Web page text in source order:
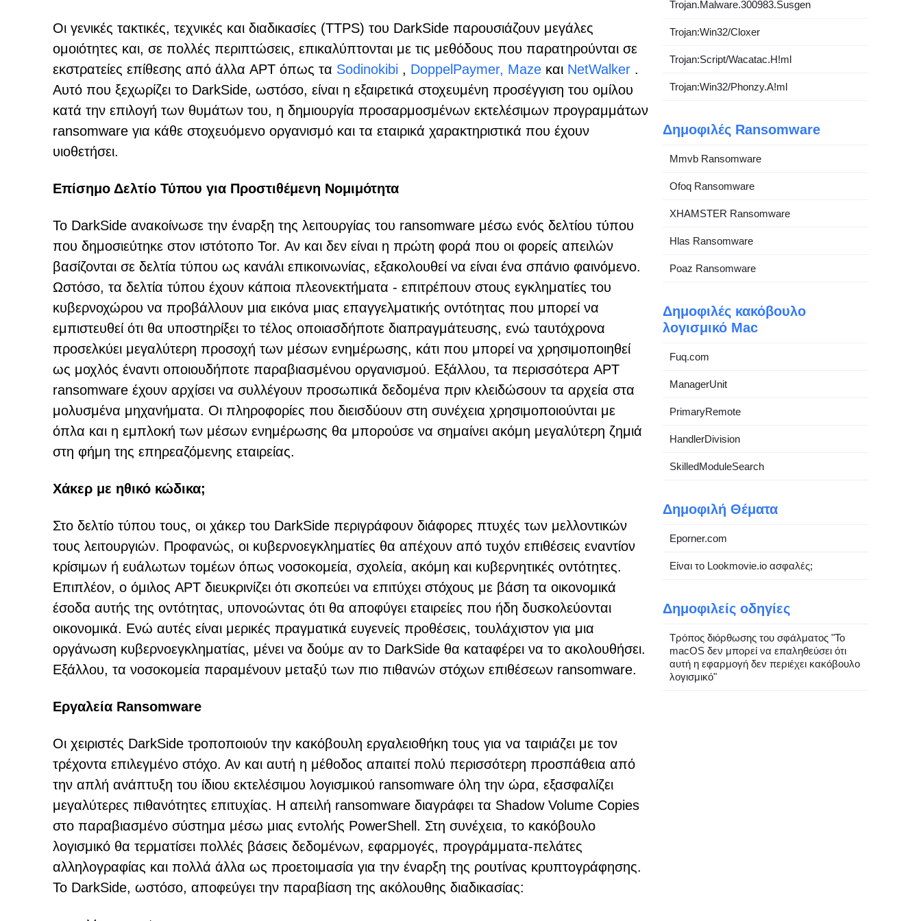
Οι γενικές τακτικές, τεχνικές και διαδικασίες (TTPS) του DarkSide παρουσιάζουν μεγάλες
ομοιότητες και, σε πολλές περιπτώσεις, επικαλύπτονται με τις μεθόδους που παρατηρούνται σε
εκστρατείες επίθεσης από άλλα APT όπως τα Sodinokibi , DoppelPaymer, Maze και NetWalker .
Αυτό που ξεχωρίζει το DarkSide, ωστόσο, είναι η εξαιρετικά στοχευμένη προσέγγιση του ομίλου
κατά την επιλογή των θυμάτων του, η δημιουργία προσαρμοσμένων εκτελέσιμων προγραμμάτων
ransomware για κάθε στοχευόμενο οργανισμό και τα εταιρικά χαρακτηριστικά που έχουν
υιοθετήσει.
Επίσημο Δελτίο Τύπου για Προστιθέμενη Νομιμότητα
Το DarkSide ανακοίνωσε την έναρξη της λειτουργίας του ransomware μέσω ενός δελτίου τύπου
που δημοσιεύτηκε στον ιστότοπο Tor. Αν και δεν είναι η πρώτη φορά που οι φορείς απειλών
βασίζονται σε δελτία τύπου ως κανάλι επικοινωνίας, εξακολουθεί να είναι ένα σπάνιο φαινόμενο.
Ωστόσο, τα δελτία τύπου έχουν κάποια πλεονεκτήματα - επιτρέπουν στους εγκληματίες του
κυβερνοχώρου να προβάλλουν μια εικόνα μιας επαγγελματικής οντότητας που μπορεί να
εμπιστευθεί ότι θα υποστηρίξει το τέλος οποιασδήποτε διαπραγμάτευσης, ενώ ταυτόχρονα
προσελκύει μεγαλύτερη προσοχή των μέσων ενημέρωσης, κάτι που μπορεί να χρησιμοποιηθεί
ως μοχλός έναντι οποιουδήποτε παραβιασμένου οργανισμού. Εξάλλου, τα περισσότερα APT
ransomware έχουν αρχίσει να συλλέγουν προσωπικά δεδομένα πριν κλειδώσουν τα αρχεία στα
μολυσμένα μηχανήματα. Οι πληροφορίες που διεισδύουν στη συνέχεια χρησιμοποιούνται με
όπλα και η εμπλοκή των μέσων ενημέρωσης θα μπορούσε να σημαίνει ακόμη μεγαλύτερη ζημιά
στη φήμη της επηρεαζόμενης εταιρείας.
Χάκερ με ηθικό κώδικα;
Στο δελτίο τύπου τους, οι χάκερ του DarkSide περιγράφουν διάφορες πτυχές των μελλοντικών
τους λειτουργιών. Προφανώς, οι κυβερνοεγκληματίες θα απέχουν από τυχόν επιθέσεις εναντίον
κρίσιμων ή ευάλωτων τομέων όπως νοσοκομεία, σχολεία, ακόμη και κυβερνητικές οντότητες.
Επιπλέον, ο όμιλος APT διευκρινίζει ότι σκοπεύει να επιτύχει στόχους με βάση τα οικονομικά
έσοδα αυτής της οντότητας, υπονοώντας ότι θα αποφύγει εταιρείες που ήδη δυσκολεύονται
οικονομικά. Ενώ αυτές είναι μερικές πραγματικά ευγενείς προθέσεις, τουλάχιστον για μια
οργάνωση κυβερνοεγκληματίας, μένει να δούμε αν το DarkSide θα καταφέρει να το ακολουθήσει.
Εξάλλου, τα νοσοκομεία παραμένουν μεταξύ των πιο πιθανών στόχων επιθέσεων ransomware.
Εργαλεία Ransomware
Οι χειριστές DarkSide τροποποιούν την κακόβουλη εργαλειοθήκη τους για να ταιριάζει με τον
τρέχοντα επιλεγμένο στόχο. Αν και αυτή η μέθοδος απαιτεί πολύ περισσότερη προσπάθεια από
την απλή ανάπτυξη του ίδιου εκτελέσιμου λογισμικού ransomware όλη την ώρα, εξασφαλίζει
μεγαλύτερες πιθανότητες επιτυχίας. Η απειλή ransomware διαγράφει τα Shadow Volume Copies
στο παραβιασμένο σύστημα μέσω μιας εντολής PowerShell. Στη συνέχεια, το κακόβουλο
λογισμικό θα τερματίσει πολλές βάσεις δεδομένων, εφαρμογές, προγράμματα-πελάτες
αλληλογραφίας και πολλά άλλα ως προετοιμασία για την έναρξη της ρουτίνας κρυπτογράφησης.
Το DarkSide, ωστόσο, αποφεύγει την παραβίαση της ακόλουθης διαδικασίας:
Trojan.Malware.300983.Susgen
Trojan:Win32/Cloxer
Trojan:Script/Wacatac.H!ml
Trojan:Win32/Phonzy.A!ml
Δημοφιλές Ransomware
Mmvb Ransomware
Ofoq Ransomware
XHAMSTER Ransomware
Hlas Ransomware
Poaz Ransomware
Δημοφιλές κακόβουλο
λογισμικό Mac
Fuq.com
ManagerUnit
PrimaryRemote
HandlerDivision
SkilledModuleSearch
Δημοφιλή Θέματα
Eporner.com
Είναι το Lookmovie.io ασφαλές;
Δημοφιλείς οδηγίες
Τρόπος διόρθωσης του σφάλματος "Το
macOS δεν μπορεί να επαληθεύσει ότι
αυτή η εφαρμογή δεν περιέχει κακόβουλο
λογισμικό"